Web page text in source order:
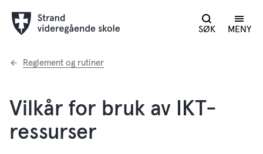
SØK MENY
Du
Reglement og rutiner
Vilkår for bruk av IKT-
ressurser